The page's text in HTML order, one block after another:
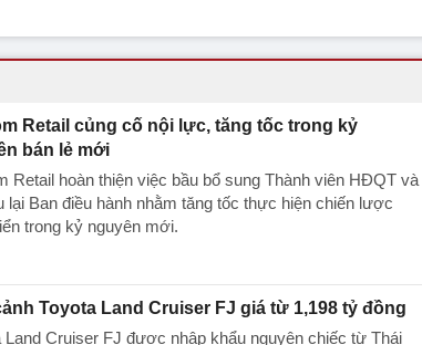
Retail củng cố nội lực, tăng tốc trong kỷ
bán lẻ mới
Retail hoàn thiện việc bầu bổ sung Thành viên HĐQT và
lại Ban điều hành nhằm tăng tốc thực hiện chiến lược
trong kỷ nguyên mới.
Toyota Land Cruiser FJ giá từ 1,198 tỷ đồng
Land Cruiser FJ được nhập khẩu nguyên chiếc từ Thái